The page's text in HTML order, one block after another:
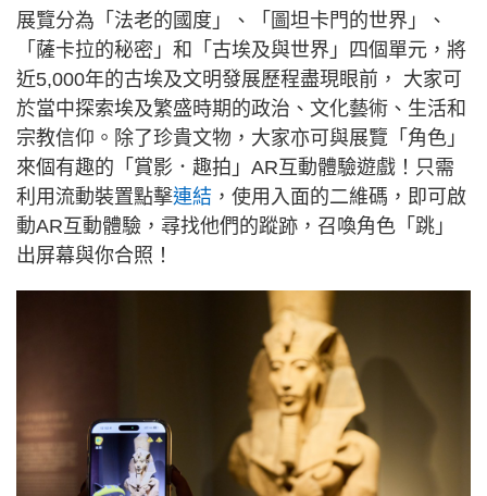
展覽分為「法老的國度」、「圖坦卡門的世界」、
「薩卡拉的秘密」和「古埃及與世界」四個單元，將
近5,000年的古埃及文明發展歷程盡現眼前， 大家可
於當中探索埃及繁盛時期的政治、文化藝術、生活和
宗教信仰。除了珍貴文物，大家亦可與展覽「角色」
來個有趣的「賞影．趣拍」AR互動體驗遊戲！只需
利用流動裝置點擊連結 ，使用入面的二維碼，即可啟
動AR互動體驗，尋找他們的蹤跡，召喚角色「跳」
出屏幕與你合照！